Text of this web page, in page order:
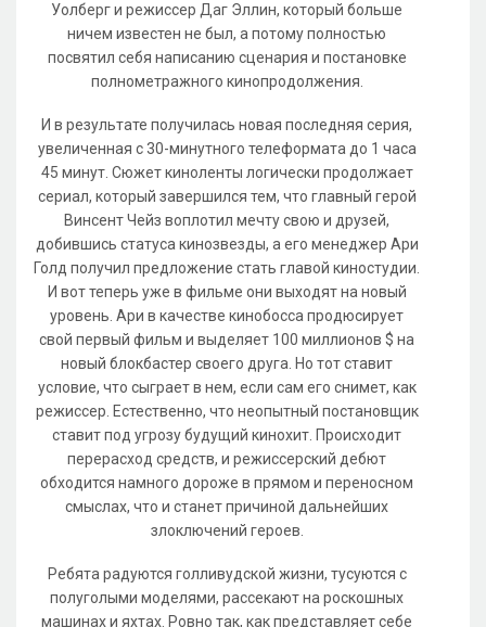
Уолберг и режиссер Даг Эллин, который больше
ничем известен не был, а потому полностью
посвятил себя написанию сценария и постановке
полнометражного кинопродолжения.
И в результате получилась новая последняя серия,
увеличенная с 30-минутного телеформата до 1 часа
45 минут. Сюжет киноленты логически продолжает
сериал, который завершился тем, что главный герой
Винсент Чейз воплотил мечту свою и друзей,
добившись статуса кинозвезды, а его менеджер Ари
Голд получил предложение стать главой киностудии.
И вот теперь уже в фильме они выходят на новый
уровень. Ари в качестве кинобосса продюсирует
свой первый фильм и выделяет 100 миллионов $ на
новый блокбастер своего друга. Но тот ставит
условие, что сыграет в нем, если сам его снимет, как
режиссер. Естественно, что неопытный постановщик
ставит под угрозу будущий кинохит. Происходит
перерасход средств, и режиссерский дебют
обходится намного дороже в прямом и переносном
смыслах, что и станет причиной дальнейших
злоключений героев.
Ребята радуются голливудской жизни, тусуются с
полуголыми моделями, рассекают на роскошных
машинах и яхтах. Ровно так, как представляет себе